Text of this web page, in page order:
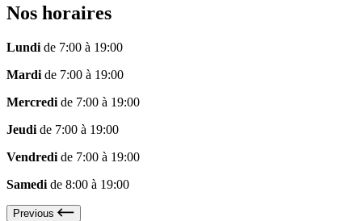
Nos horaires
Lundi de 7:00 à 19:00
Mardi de 7:00 à 19:00
Mercredi de 7:00 à 19:00
Jeudi de 7:00 à 19:00
Vendredi de 7:00 à 19:00
Samedi de 8:00 à 19:00
Previous